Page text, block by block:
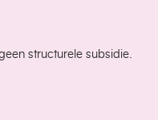
structurele subsidie.